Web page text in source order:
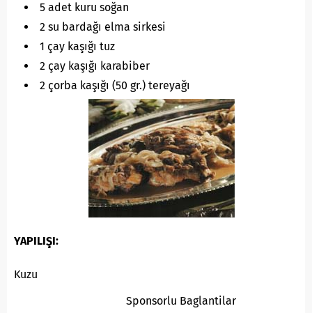
5 adet kuru soğan
2 su bardağı elma sirkesi
1 çay kaşığı tuz
2 çay kaşığı karabiber
2 çorba kaşığı (50 gr.) tereyağı
YAPILIŞI:
Sponsorlu Baglantilar
Kuzu